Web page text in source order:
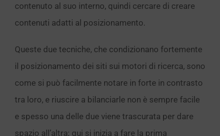
contenuto al suo interno, quindi cercare di creare
contenuti adatti al posizionamento.
Queste due tecniche, che condizionano fortemente
il posizionamento dei siti sui motori di ricerca, sono
come si può facilmente notare in forte in contrasto
tra loro, e riuscire a bilanciarle non è sempre facile
e spesso una delle due viene trascurata per dare
spazio all’altra; qui si inizia a fare la prima